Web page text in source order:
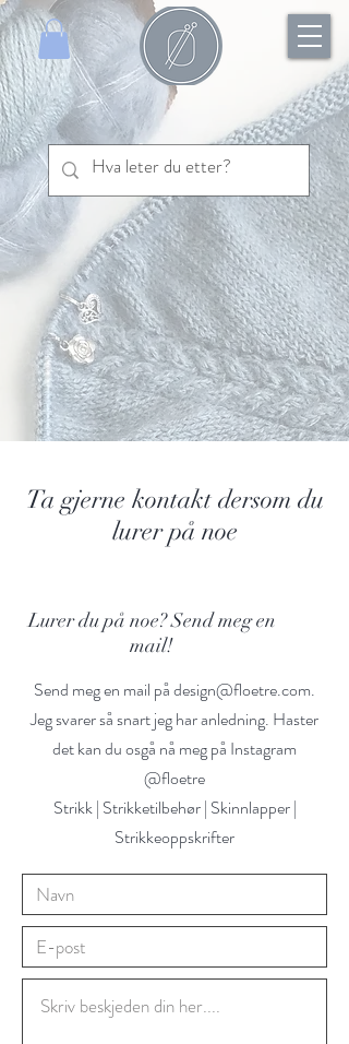
Ta gjerne kontakt dersom du
lurer på noe
Lurer du på noe? Send meg en
mail!
Send meg en mail pådesign@floetre.com.
Jeg svarer så snart jeg har anledning. Haster
det kan du osgå nå meg på Instagram
@floetre
Strikk | Strikketilbehør | Skinnlapper |
Strikkeoppskrifter